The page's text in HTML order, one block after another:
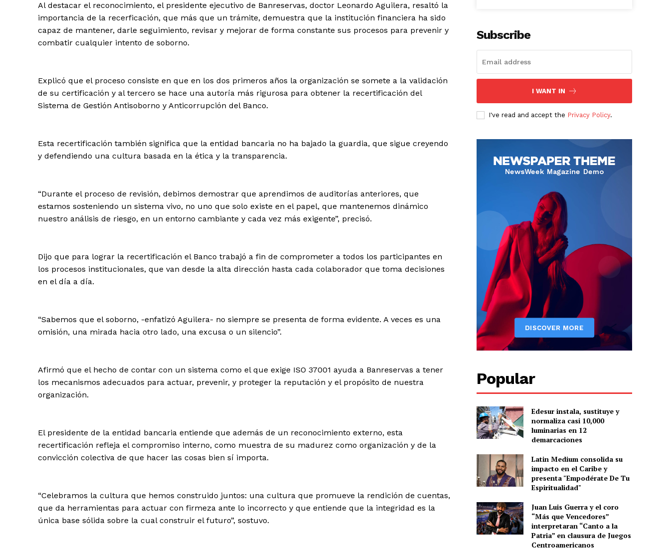
Albert Pujols
Albert Pujols
Al destacar el reconocimiento, el presidente ejecutivo de Banreservas, doctor Leonardo Aguilera, resaltó la
importancia de la recerficación, que más que un trámite, demuestra que la institución financiera ha sido
capaz de mantener, darle seguimiento, revisar y mejorar de forma constante sus procesos para prevenir y
combatir cualquier intento de soborno.
Explicó que el proceso consiste en que en los dos primeros años la organización se somete a la validación
de su certificación y al tercero se hace una autoría más rigurosa para obtener la recertificación del
Sistema de Gestión Antisoborno y Anticorrupción del Banco.
Esta recertificación también significa que la entidad bancaria no ha bajado la guardia, que sigue creyendo
y defendiendo una cultura basada en la ética y la transparencia.
“Durante el proceso de revisión, debimos demostrar que aprendimos de auditorías anteriores, que
estamos sosteniendo un sistema vivo, no uno que solo existe en el papel, que mantenemos dinámico
nuestro análisis de riesgo, en un entorno cambiante y cada vez más exigente”, precisó.
Dijo que para lograr la recertificación el Banco trabajó a fin de comprometer a todos los participantes en
los procesos institucionales, que van desde la alta dirección hasta cada colaborador que toma decisiones
en el día a día.
“Sabemos que el soborno, -enfatizó Aguilera- no siempre se presenta de forma evidente. A veces es una
omisión, una mirada hacia otro lado, una excusa o un silencio”.
Afirmó que el hecho de contar con un sistema como el que exige ISO 37001 ayuda a Banreservas a tener
los mecanismos adecuados para actuar, prevenir, y proteger la reputación y el propósito de nuestra
organización.
El presidente de la entidad bancaria entiende que además de un reconocimiento externo, esta
recertificación refleja el compromiso interno, como muestra de su madurez como organización y de la
convicción colectiva de que hacer las cosas bien sí importa.
“Celebramos la cultura que hemos construido juntos: una cultura que promueve la rendición de cuentas,
que da herramientas para actuar con firmeza ante lo incorrecto y que entiende que la integridad es la
única base sólida sobre la cual construir el futuro”, sostuvo.
Subscribe
I WANT IN
I've read and accept the Privacy Policy.
Popular
Edesur instala, sustituye y
normaliza casi 10,000
luminarias en 12
demarcaciones
Latin Medium consolida su
impacto en el Caribe y
presenta "Empodérate De Tu
Espiritualidad"
Juan Luis Guerra y el coro
“Más que Vencedores”
interpretaran “Canto a la
Patria” en clausura de Juegos
Centroamericanos